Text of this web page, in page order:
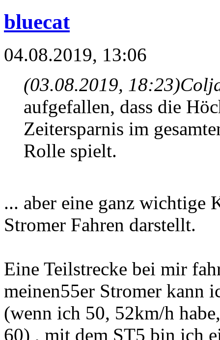
bluecat
04.08.2019, 13:06
(03.08.2019, 18:23)
aufgefallen, dass die
Zeitersparnis im
Rolle spielt.
... aber eine ganz wichtige
Stromer Fahren darstellt.
Eine Teilstrecke bei mir
meinen55er Stromer kann
(wenn ich 50, 52km/h
60) , mit dem ST5 bin ich